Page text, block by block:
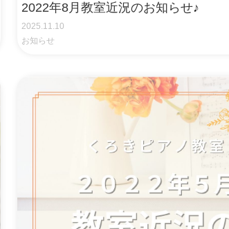
2022年8月教室近況のお知らせ♪
2025.11.10
お知らせ